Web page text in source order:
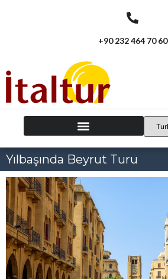
+90 232 464 70 60
Yılbaşında Beyrut Turu